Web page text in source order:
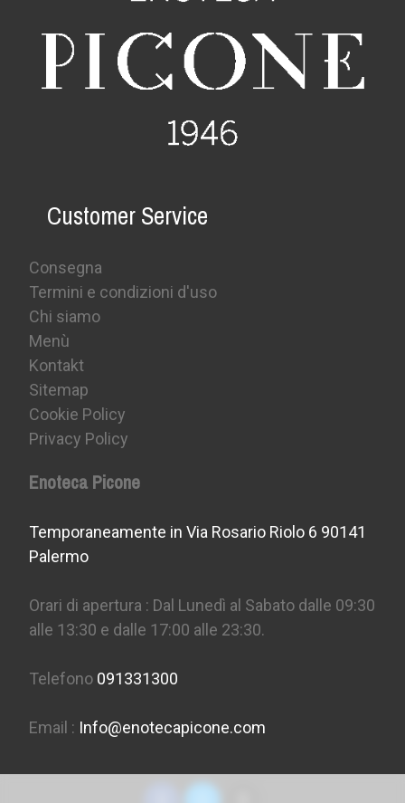
Customer Service
Consegna
Termini e condizioni d'uso
Chi siamo
Menù
Kontakt
Sitemap
Cookie Policy
Privacy Policy
Enoteca Picone
Temporaneamente in Via Rosario Riolo 6 90141
Palermo
Orari di apertura : Dal Lunedì al Sabato dalle 09:30
alle 13:30 e dalle 17:00 alle 23:30.
Telefono 091331300
Email : Info@enotecapicone.com